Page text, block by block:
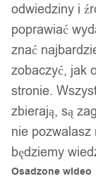
odwiedziny i
poprawiać
znać
zobaczyć, jak
stronie.
zbierają, są
nie pozwalasz
będziemy
Osadzone wideo